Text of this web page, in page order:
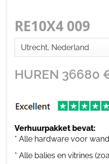
RE10X4 009
HUREN 36680
Verhuurpakket bevat:
* Alle hardware voor
* Alle balies en vitrines